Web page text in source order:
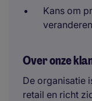
Kans om
Over onze
De organisatie
retail en richt